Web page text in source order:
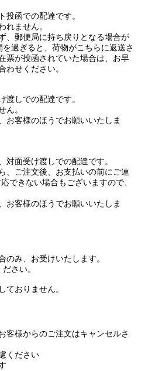
投函での配達です。
れません。
、郵便局に持ち戻りとなる場合が
過ぎると、荷物がこちらに返送さ
票が投函されていた場合は、お早
わせください。
渡しでの配達です。
ん。
お客様のほうでお願いいたしま
対面受け渡しでの配達です。
、ご注文後、お支払いの前にご連
できない場合もございますので、
お客様のほうでお願いいたしま
のみ、お受けいたします。
さい。
ておりません。
客様からのご注文はキャンセルさ
ください